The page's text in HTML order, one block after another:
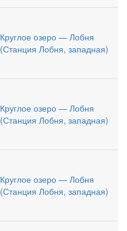
Круглое озеро — Лобня
(Станция Лобня, западная)
Круглое озеро — Лобня
(Станция Лобня, западная)
Круглое озеро — Лобня
(Станция Лобня, западная)